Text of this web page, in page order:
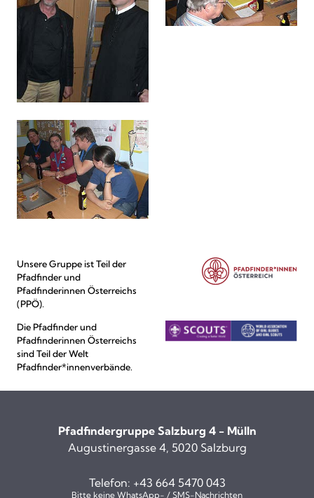
Unsere Gruppe ist Teil der
Pfadfinder und
Pfadfinderinnen Österreichs
(PPÖ).
Die Pfadfinder und
Pfadfinderinnen Österreichs
sind Teil der Welt
Pfadfinder*innenverbände.
Pfadfindergruppe Salzburg 4 - Mülln
Augustinergasse 4, 5020 Salzburg
Telefon: +43 664 5470 043
Bitte keine WhatsApp- / SMS-Nachrichten